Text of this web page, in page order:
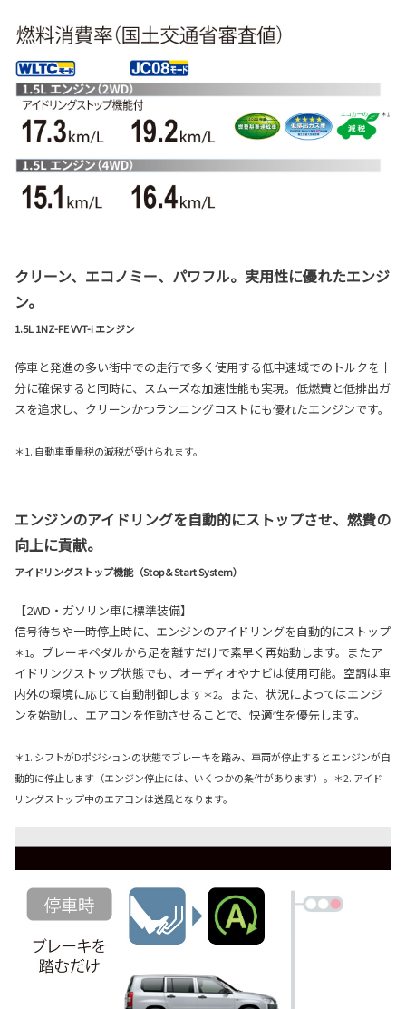
クリーン、エコノミー、パワフル。実用性に優れたエンジ
ン。
1.5L 1NZ-FE VVT-i エンジン
停車と発進の多い街中での走行で多く使用する低中速域でのトルクを十
分に確保すると同時に、スムーズな加速性能も実現。低燃費と低排出ガ
スを追求し、クリーンかつランニングコストにも優れたエンジンです。
＊1. 自動車重量税の減税が受けられます。
エンジンのアイドリングを自動的にストップさせ、燃費の
向上に貢献。
アイドリングストップ機能（Stop＆Start System）
【2WD・ガソリン車に標準装備】
信号待ちや一時停止時に、エンジンのアイドリングを自動的にストップ
＊1。ブレーキペダルから足を離すだけで素早く再始動します。またア
イドリングストップ状態でも、オーディオやナビは使用可能。空調は車
内外の環境に応じて自動制御します＊2。また、状況によってはエンジ
ンを始動し、エアコンを作動させることで、快適性を優先します。
＊1. シフトがDポジションの状態でブレーキを踏み、車両が停止するとエンジンが自
動的に停止します（エンジン停止には、いくつかの条件があります）。＊2. アイド
リングストップ中のエアコンは送風となります。